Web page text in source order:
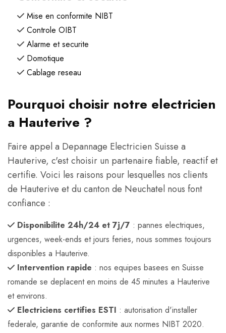
Mise en conformite NIBT
Controle OIBT
Alarme et securite
Domotique
Cablage reseau
Pourquoi choisir notre electricien
a Hauterive ?
Faire appel a Depannage Electricien Suisse a
Hauterive, c'est choisir un partenaire fiable, reactif et
certifie. Voici les raisons pour lesquelles nos clients
de Hauterive et du canton de Neuchatel nous font
confiance :
Disponibilite 24h/24 et 7j/7 : pannes electriques,
urgences, week-ends et jours feries, nous sommes toujours
disponibles a Hauterive.
Intervention rapide : nos equipes basees en Suisse
romande se deplacent en moins de 45 minutes a Hauterive
et environs.
Electriciens certifies ESTI : autorisation d'installer
federale, garantie de conformite aux normes NIBT 2020.